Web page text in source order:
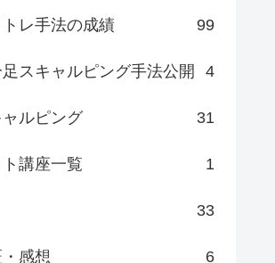
レ手法の成績 99
スキャルピング手法公開 4
ャルピング 31
講座一覧 1
33
感想 6